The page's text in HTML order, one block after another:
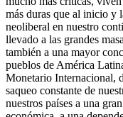
más duras que al inicio y
neoliberal en nuestro
llevado a las grandes
también a una mayor
pueblos de América
Monetario Internacional,
saqueo constante de
nuestros países a una